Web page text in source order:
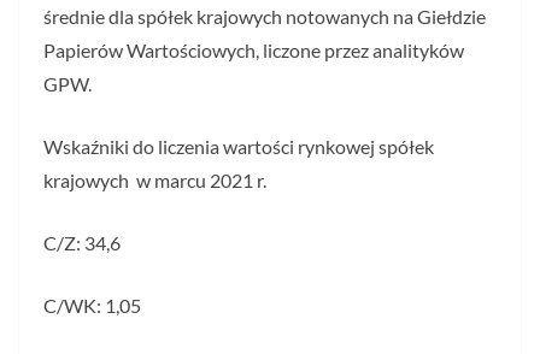
średnie dla spółek krajowych notowanych na Giełdzie
Papierów Wartościowych, liczone przez analityków
GPW.
Wskaźniki do liczenia wartości rynkowej spółek
krajowych w marcu 2021 r.
C/Z: 34,6
C/WK: 1,05